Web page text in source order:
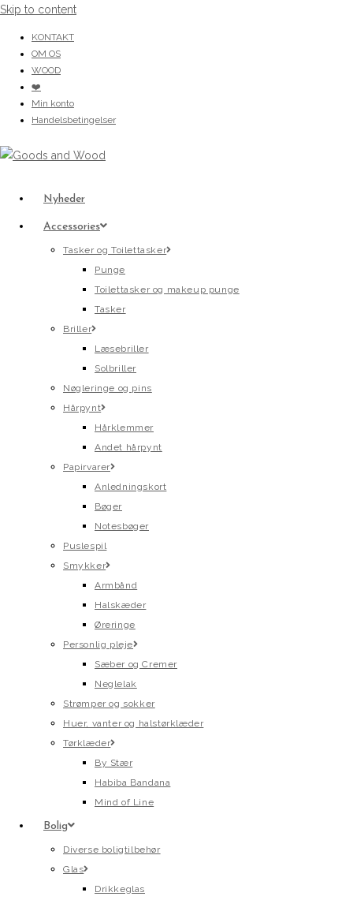
Skip to content
KONTAKT
OM OS
WOOD
❤️
Min konto
Handelsbetingelser
Nyheder
Accessories
Tasker og Toilettasker
Punge
Toilettasker og makeup punge
Tasker
Briller
Læsebriller
Solbriller
Nøgleringe og pins
Hårpynt
Hårklemmer
Andet hårpynt
Papirvarer
Anledningskort
Bøger
Notesbøger
Puslespil
Smykker
Armbånd
Halskæder
Øreringe
Personlig pleje
Sæber og Cremer
Neglelak
Strømper og sokker
Huer, vanter og halstørklæder
Tørklæder
By Stær
Habiba Bandana
Mind of Line
Bolig
Diverse boligtilbehør
Glas
Drikkeglas